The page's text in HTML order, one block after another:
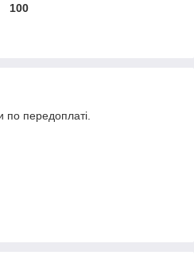
100
по передоплаті.